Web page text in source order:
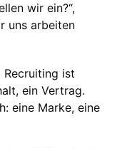
wir ein?“,
uns arbeiten
Recruiting ist
ein Vertrag.
eine Marke, eine